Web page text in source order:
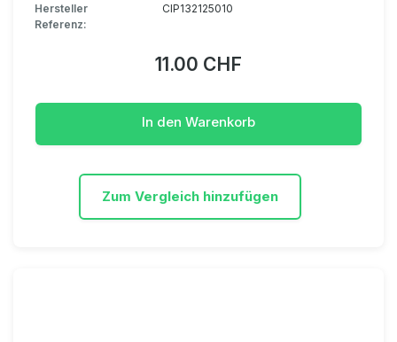
Hersteller
Referenz:
CIP132125010
11.00 CHF
In den Warenkorb
Zum Vergleich hinzufügen